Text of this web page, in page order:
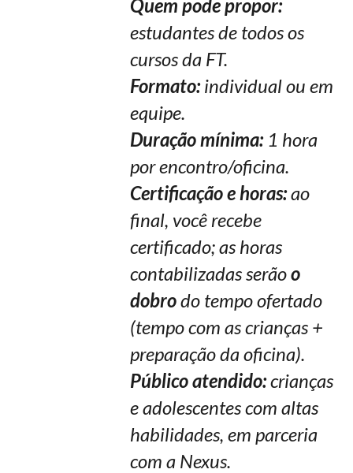
Quem pode propor:
estudantes de todos os
cursos da FT.
Formato:individual ou em
equipe.
Duração mínima:1 hora
por encontro/oficina.
Certificação e horas:ao
final, você recebe
certificado; as horas
contabilizadas serãoo
dobrodo tempo ofertado
(tempo com as crianças +
preparação da oficina).
Público atendido:crianças
e adolescentes com altas
habilidades, em parceria
com a Nexus.